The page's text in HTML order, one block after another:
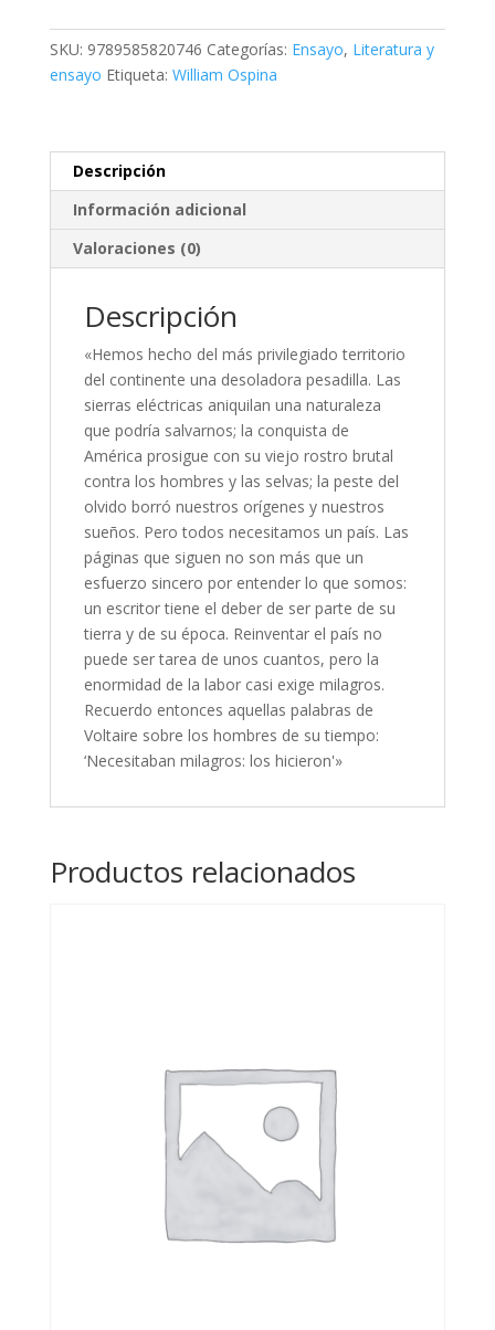
SKU: 9789585820746 Categorías: Ensayo, Literatura y
ensayo Etiqueta: William Ospina
Descripción
Información adicional
Valoraciones (0)
Descripción
«Hemos hecho del más privilegiado territorio
del continente una desoladora pesadilla. Las
sierras eléctricas aniquilan una naturaleza
que podría salvarnos; la conquista de
América prosigue con su viejo rostro brutal
contra los hombres y las selvas; la peste del
olvido borró nuestros orígenes y nuestros
sueños. Pero todos necesitamos un país. Las
páginas que siguen no son más que un
esfuerzo sincero por entender lo que somos:
un escritor tiene el deber de ser parte de su
tierra y de su época. Reinventar el país no
puede ser tarea de unos cuantos, pero la
enormidad de la labor casi exige milagros.
Recuerdo entonces aquellas palabras de
Voltaire sobre los hombres de su tiempo:
‘Necesitaban milagros: los hicieron'»
Productos relacionados